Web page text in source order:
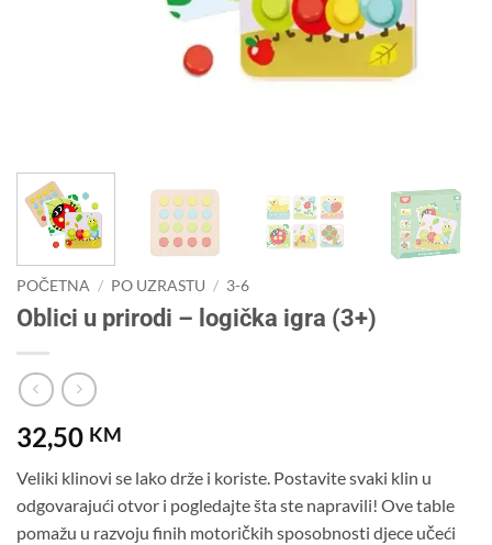
POČETNA / PO UZRASTU / 3-6
Oblici u prirodi – logička igra (3+)
32,50 KM
Veliki klinovi se lako drže i koriste. Postavite svaki klin u
odgovarajući otvor i pogledajte šta ste napravili! Ove table
pomažu u razvoju finih motoričkih sposobnosti djece učeći